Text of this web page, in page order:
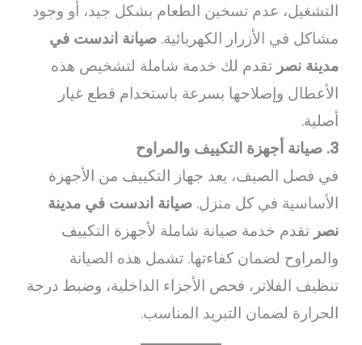
التشغيل، عدم تسخين الطعام بشكل جيد، أو وجود
مشاكل في الأزرار الكهربائية.صيانة اندست في
مدينة نصر تقدم لك خدمة شاملة لتشخيص هذه
الأعطال وإصلاحها بسرعة باستخدام قطع غيار
أصلية.
3. صيانة أجهزة التكييف والمراوح
في فصل الصيف، يعد جهاز التكييف من الأجهزة
الأساسية في كل منزل.صيانة اندست في مدينة
نصر تقدم خدمة صيانة شاملة لأجهزة التكييف
والمراوح لضمان كفاءتها. تشمل هذه الصيانة
تنظيف الفلاتر، فحص الأجزاء الداخلية، وضبط درجة
الحرارة لضمان التبريد المناسب.